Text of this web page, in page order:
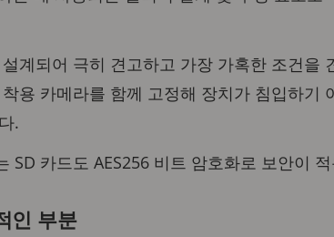
계되어 극히 견고하고 가장 가혹한 조건을
용 카메라를 함께 고정해 장치가 침입하기
.
SD 카드도 AES256 비트 암호화로 보안이
인 부분